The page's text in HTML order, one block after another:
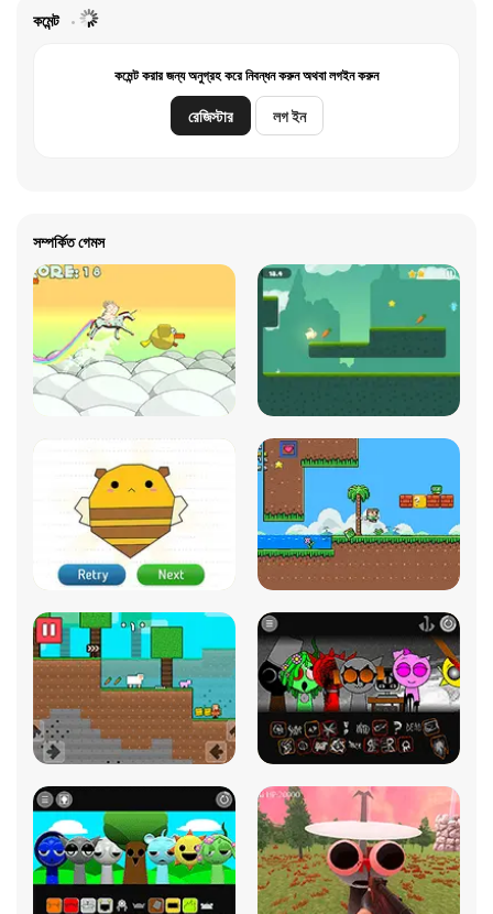
কমেন্ট
কমেন্ট করার জন্য অনুগ্রহ করে নিবন্ধন করুন অথবা লগইন করুন
রেজিস্টার লগ ইন
সম্পর্কিত গেমস